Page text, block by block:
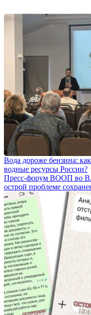
Вода дороже бензина:
водные ресурсы России?
Пресс-форум ВООП во
острой проблеме